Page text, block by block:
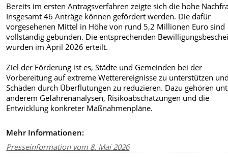
Bereits im ersten Antragsverfahren zeigte sich die hohe
Insgesamt 46 Anträge können gefördert werden. Die dafür
vorgesehenen Mittel in Höhe von rund 5,2 Millionen Euro sind
vollständig gebunden. Die entsprechenden
wurden im April 2026 erteilt.
Ziel der Förderung ist es, Städte und Gemeinden bei der
Vorbereitung auf extreme Wetterereignisse zu unterstützen
Schäden durch Überflutungen zu reduzieren. Dazu gehören
anderem Gefahrenanalysen, Risikoabschätzungen und die
Entwicklung konkreter Maßnahmenpläne.
Mehr Informationen:
Presseinformation vom 8. Mai 2026